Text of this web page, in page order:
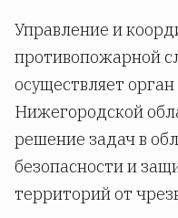
Управление и
противопожарной
осуществляет
Нижегородской
решение задач в
безопасности и
территорий от